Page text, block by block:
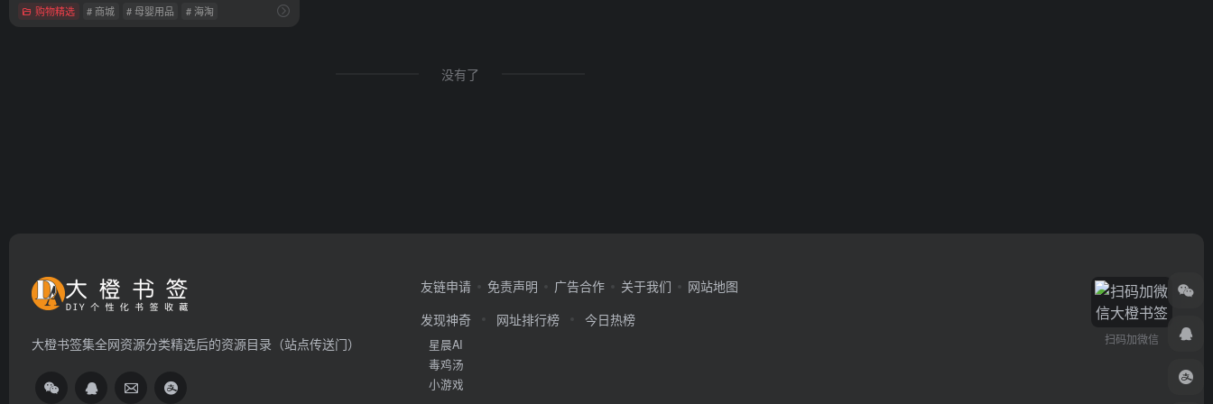
购物精选 # 商城 # 母婴用品 # 海淘
没有了
大橙书签集全网资源分类精选后的资源目录（站点传送门）
友链申请 免责声明 广告合作 关于我们
网站地图
发现神奇
星晨AI
毒鸡汤
小游戏
网址排行榜 今日热榜
扫码加微信